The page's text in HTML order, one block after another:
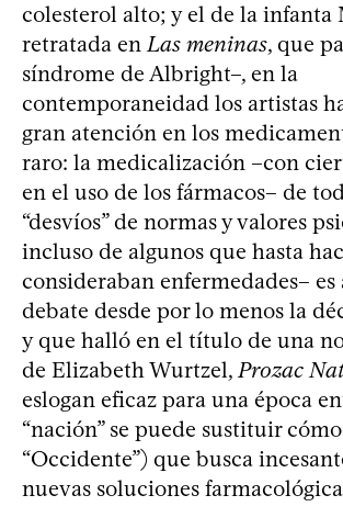
colesterol alto; y el de la infanta
retratada enLas meninas, que
síndrome de Albright–, en la
contemporaneidad los artistas
gran atención en los
raro: la medicalización –con
en el uso de los fármacos– de
“desvíos” de normas y valores
incluso de algunos que hasta
consideraban enfermedades– es
debate desde por lo menos la
y que halló en el título de una
de Elizabeth Wurtzel,Prozac
eslogan eficaz para una época
“nación” se puede sustituir
“Occidente”) que busca
nuevas soluciones